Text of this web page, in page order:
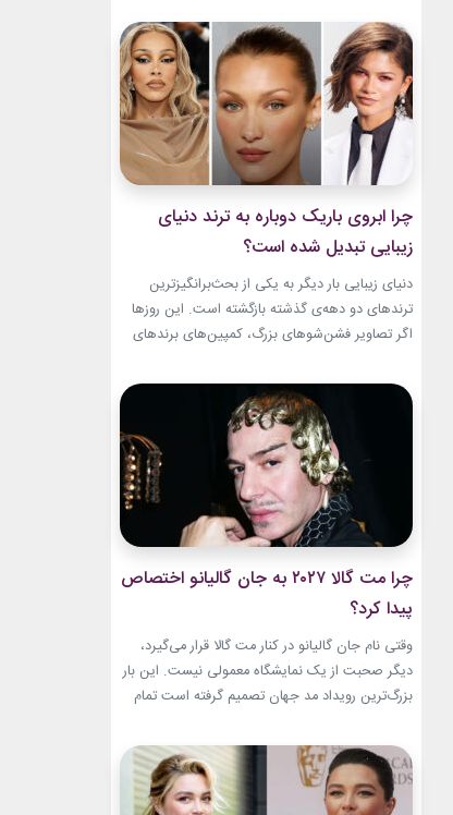
و میراث هنری خود الهام‌بخش هستند. بازیگران زن
مسن سینما ثابت کرده‌اند که جذابیت واقعی تنها به
سال‌های جوانی محدود...
چرا ابروی باریک دوباره به ترند دنیای
زیبایی تبدیل شده است؟
دنیای زیبایی بار دیگر به یکی از بحث‌برانگیزترین
ترندهای دو دهه‌ی گذشته بازگشته است. این روزها
اگر تصاویر فشن‌شوهای بزرگ، کمپین‌های برندهای
حضور ابروی باریک مدرن را به‌وضوح خواهید دید. با
این حال، این بازگشت شباهت چندانی به ابروهای
بسیار نازک دهه ۱۹۹۰ و اوایل دهه...
چرا مت گالا ۲۰۲۷ به جان گالیانو اختصاص
پیدا کرد؟
وقتی نام جان گالیانو در کنار مت گالا قرار می‌گیرد،
دیگر صحبت از یک نمایشگاه معمولی نیست. این بار
بزرگ‌ترین رویداد مد جهان تصمیم گرفته است تمام
طراحان تاریخ را به تصویر بکشد. نمایشگاه John
Galliano: Horizons که با عنوان «افق‌های جان
گالیانو» شناخته می‌شود، فقط مرور لباس‌های...